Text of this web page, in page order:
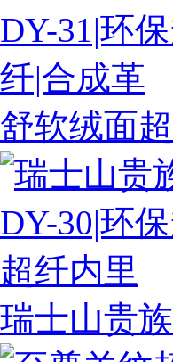
舒软绒面
瑞士山贵